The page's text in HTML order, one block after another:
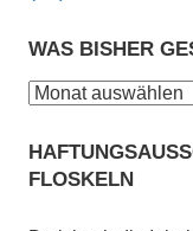
WAS BISHER
Was
geschah:
FLOSKELN